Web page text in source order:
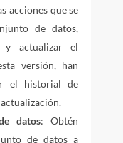
acciones que se
de datos,
actualizar el
versión, han
el historial de
datos: Obtén
de datos a